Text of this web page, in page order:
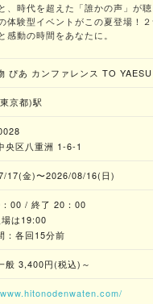
、時代を超えた「誰かの声」が
体験型イベントがこの夏登場！
動の時間をあなたに。
ぴあ カンファレンス TO YAESU
京都)駅
央区八重洲 1-6-1
17(金)〜2026/08/16(日)
00 / 終了 20：00
は19:00
：各回15分前
般 3,400円(税込)～